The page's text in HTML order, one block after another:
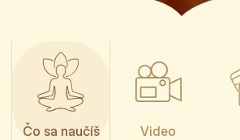
Čo sa naučíš Video